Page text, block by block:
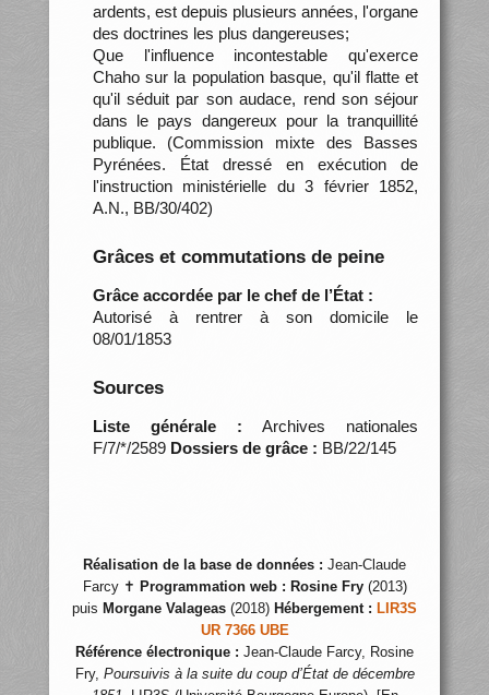
ardents, est depuis plusieurs années, l'organe
des doctrines les plus dangereuses;
Que l'influence incontestable qu'exerce
Chaho sur la population basque, qu'il flatte et
qu'il séduit par son audace, rend son séjour
dans le pays dangereux pour la tranquillité
publique. (Commission mixte des Basses
Pyrénées. État dressé en exécution de
l'instruction ministérielle du 3 février 1852,
A.N., BB/30/402)
Grâces et commutations de peine
Grâce accordée par le chef de l’État :
Autorisé à rentrer à son domicile le
08/01/1853
Sources
Liste générale : Archives nationales
F/7/*/2589 Dossiers de grâce : BB/22/145
Réalisation de la base de données : Jean-Claude
Farcy ✝ Programmation web : Rosine Fry(2013)
puis Morgane Valageas (2018) Hébergement : LIR3S
UR 7366 UBE
Référence électronique : Jean-Claude Farcy, Rosine
Fry, Poursuivis à la suite du coup d’État de décembre